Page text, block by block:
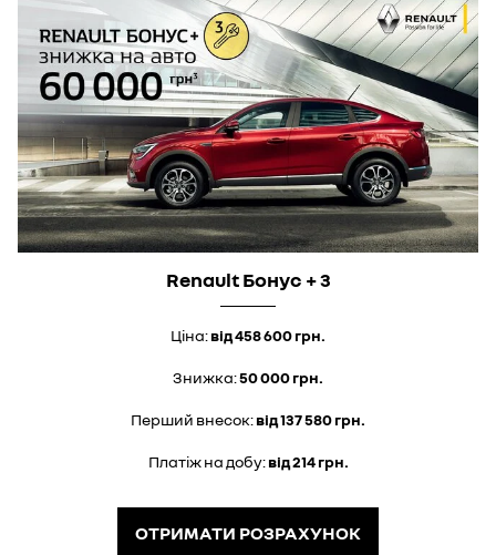
Renault Бонус + 3
Ціна:від 458 600 грн.
Знижка:50 000 грн.
Перший внесок:від 137 580 грн.
Платіж на добу:від 214 грн.
ОТРИМАТИ РОЗРАХУНОК